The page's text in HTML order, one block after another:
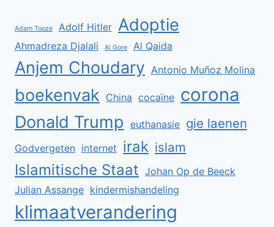
Adam Tooze Adolf Hitler Adoptie
Ahmadreza Djalali Al Gore Al Qaida
Anjem Choudary Antonio Muñoz Molina
boekenvak China cocaïne corona
Donald Trump euthanasie gie laenen
Godvergeten internet irak islam
Islamitische Staat Johan Op de Beeck
Julian Assange kindermishandeling
klimaatverandering